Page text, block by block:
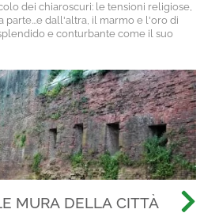
dei chiaroscuri: le tensioni religiose,
parte...e dall'altra, il marmo e l'oro di
e conturbante come il suo
MURA DELLA CITTÀ